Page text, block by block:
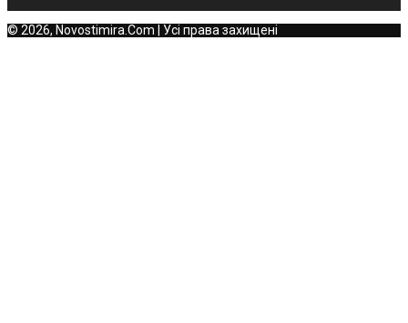
© 2026, Novostimira.Com | Усі права захищені